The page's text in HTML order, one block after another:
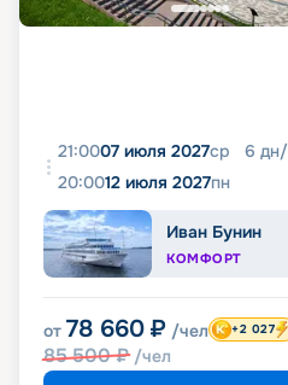
21:0007 июля 2027ср 6 дн/
20:0012 июля 2027пн
Иван Бунин
КОМФОРТ
от 78 660 ₽ /чел
85 500₽ /чел
+2 027